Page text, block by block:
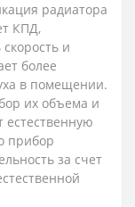
радиатора
КПД,
и
более
в помещении.
их объема и
естественную
прибор
за счет